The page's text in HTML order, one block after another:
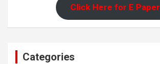
Click Here for E Paper
Categories